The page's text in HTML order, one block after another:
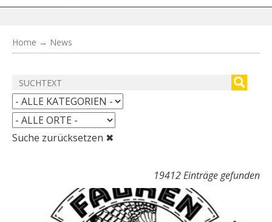
Home → News
Suche zurücksetzen ✖
19412 Einträge gefunden